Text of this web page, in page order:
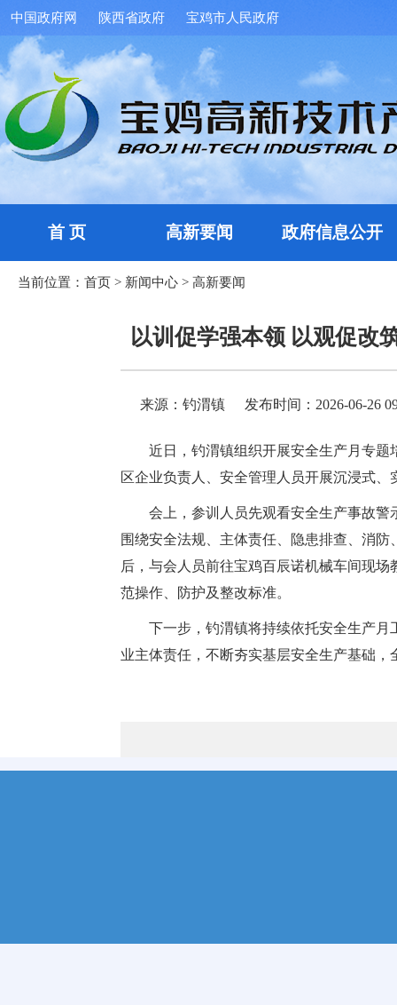
中国政府网 陕西省政府 宝鸡市人民政府
首 页 高新要闻 政府信息公开
当前位置： 首页 > 新闻中心 > 高新要闻
以训促学强本领 以观促
来源：钓渭镇 发布时间：2026-06-26
近日，钓渭镇组织开展安全生产月专题
区企业负责人、安全管理人员开展沉浸式、
会上，参训人员先观看安全生产事故
围绕安全法规、主体责任、隐患排查、消
后，与会人员前往宝鸡百辰诺机械车间现
范操作、防护及整改标准。
下一步，钓渭镇将持续依托安全生产
业主体责任，不断夯实基层安全生产基础